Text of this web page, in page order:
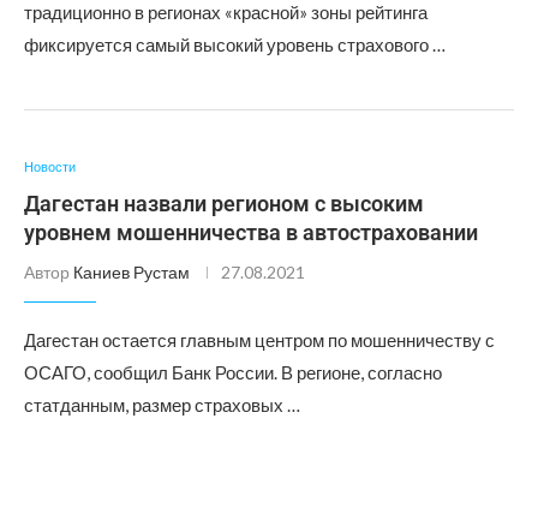
традиционно в регионах «красной» зоны рейтинга
фиксируется самый высокий уровень страхового …
Новости
Дагестан назвали регионом с высоким
уровнем мошенничества в автостраховании
Автор Каниев Рустам 27.08.2021
Дагестан остается главным центром по мошенничеству с
ОСАГО, сообщил Банк России. В регионе, согласно
статданным, размер страховых …